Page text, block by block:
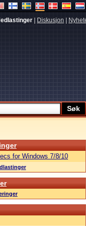
Diskusjon
for Windows 7/8/10